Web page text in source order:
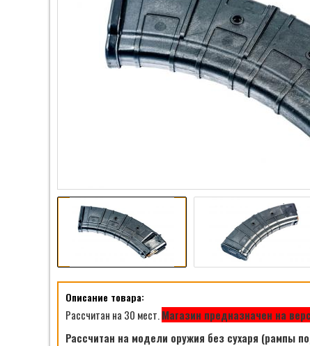
Описание товара:
Рассчитан на 30 мест.Магазин предназначен на
Рассчитан на модели оружия без сухаря (рампы